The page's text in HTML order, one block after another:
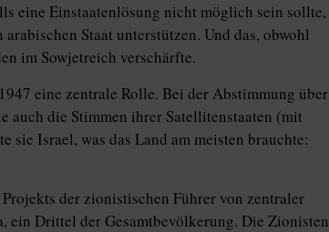
eine Einstaatenlösung nicht möglich sein sollte,
Staat unterstützen. Und das, obwohl
im Sowjetreich verschärfte.
eine zentrale Rolle. Bei der Abstimmung über
auch die Stimmen ihrer Satellitenstaaten (mit
sie Israel, was das Land am meisten brauchte:
der zionistischen Führer von zentraler
ein Drittel der Gesamtbevölkerung. Die Zionisten